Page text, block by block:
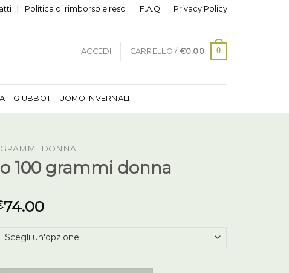
Politica di rimborso e reso F.A.Q Privacy Policy
ACCEDI CARRELLO / €0.00 0
GIUBBOTTI UOMO INVERNALI
DONNA
100 grammi donna
74.00